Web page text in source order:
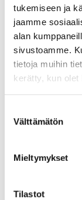
tukemiseen ja
jaamme
alan
sivustoamme.
tietoja muihin
kerätty, kun olet
valinta
Välttämätön
Mieltymykset
Tilastot
Ajankohtaista
Kaikki
Jaa tapahtuma:
Twitter
Linkedin